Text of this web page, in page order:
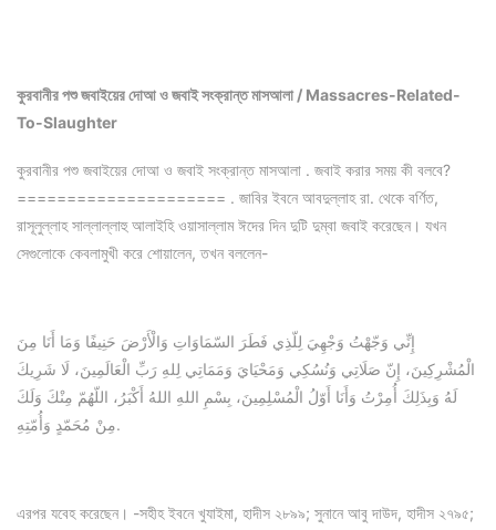
কুরবানীর পশু জবাইয়ের দোআ ও জবাই সংক্রান্ত মাসআলা / Massacres-Related-
To-Slaughter
কুরবানীর পশু জবাইয়ের দোআ ও জবাই সংক্রান্ত মাসআলা . জবাই করার সময় কী বলবে?
===================== . জাবির ইবনে আবদুল্লাহ রা. থেকে বর্ণিত,
রাসূলুল্লাহ সাল্লাল্লাহু আলাইহি ওয়াসাল্লাম ঈদের দিন দুটি দুম্বা জবাই করেছেন। যখন
সেগুলোকে কেবলামুখী করে শোয়ালেন, তখন বললেন-
إِنِّي وَجّهْتُ وَجْهِيَ لِلّذِي فَطَرَ السّمَاوَاتِ وَالْأَرْضَ حَنِيفًا وَمَا أَنَا مِنَ
الْمُشْرِكِينَ، إِنّ صَلَاتِي وَنُسُكِي وَمَحْيَايَ وَمَمَاتِي لِلهِ رَبِّ الْعَالَمِينَ، لَا شَرِيكَ
لَهُ وَبِذَلِكَ أُمِرْتُ وَأَنَا أَوّلُ الْمُسْلِمِينَ، بِسْمِ اللهِ اللهُ أَكْبَرُ، اللّهُمّ مِنْكَ وَلَكَ
مِنْ مُحَمّدٍ وَأُمّتِهِ.
এরপর যবেহ করেছেন। -সহীহ ইবনে খুযাইমা, হাদীস ২৮৯৯; সুনানে আবু দাউদ, হাদীস ২৭৯৫;